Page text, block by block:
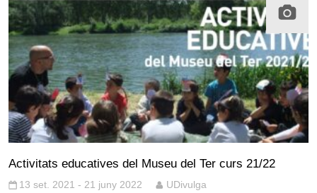
Activitats educatives del Museu del Ter curs 21/22
13 set. 2021 - 21 juny 2022 UDivulga